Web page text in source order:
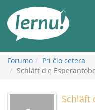
enhavo
Forumo
Pri ĉio cetera
Schläft die
Schläft